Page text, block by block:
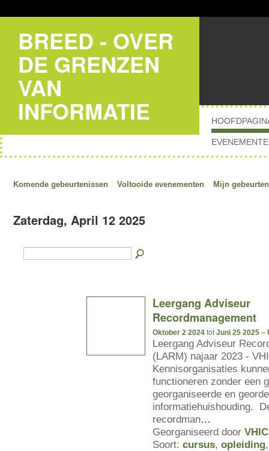
BREED - OVER
DE GRENZEN
VAN
INFORMATIE
Komende gebeurtenissen Voltooide evenementen Mijn
Zaterdag, April 12 2025
Leergang Adviseur
Recordmanagement
Oktober 2 2024 tot Juni 25 2025 –
Leergang Adviseur
(LARM) najaar 2023 -
Kennisorganisaties
functioneren zonder een
georganiseerde en
informatiehuishouding.
recordman…
Georganiseerd door
Soort: cursus, opleiding